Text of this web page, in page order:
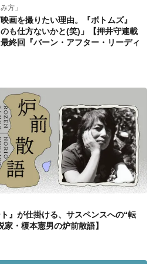
方」
画を撮りたい理由。『ボトムズ』
も仕方ないかと(笑)」【押井守連載
終回『バーン・アフター・リーディ
』が仕掛ける、サスペンスへの“転
・榎本憲男の炉前散語】